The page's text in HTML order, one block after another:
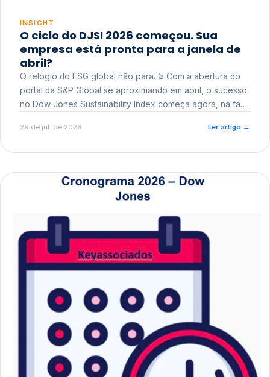
INSIGHT
O ciclo do DJSI 2026 começou. Sua
empresa está pronta para a janela de
abril?
O relógio do ESG global não para. ⏳ Com a abertura do
portal da S&P Global se aproximando em abril, o sucesso
no Dow Jones Sustainability Index começa agora, na fase
29 de jul. de 2026 Ler artigo →